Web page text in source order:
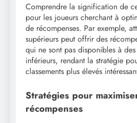
Comprendre la signification de
pour les joueurs cherchant à
de récompenses. Par exemple,
supérieurs peut offrir des
qui ne sont pas disponibles à
inférieurs, rendant la stratégie
classements plus élevés
Stratégies pour
récompenses